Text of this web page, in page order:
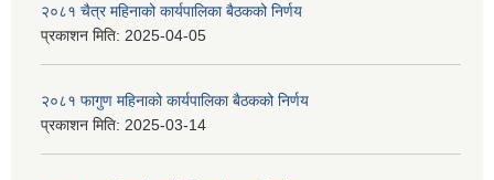
२०८१ चैत्र महिनाको कार्यपालिका बैठकको निर्णय
प्रकाशन मिति: 2025-04-05
२०८१ फागुण महिनाको कार्यपालिका बैठकको निर्णय
प्रकाशन मिति: 2025-03-14